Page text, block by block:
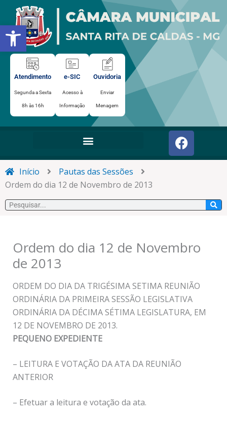
Abrir a barra de ferramentas
para
conteúdo
Atendimento
Segunda a Sexta
8h às 16h
e-SIC
Acesso à
Informação
Ouvidoria
Enviar
Menagem
F
a
c
o
o
Início
Pautas das Sessões
Ordem do dia 12 de Novembro de 2013
Pesquisar
Ordem do dia 12 de Novembro
de 2013
ORDEM DO DIA DA TRIGÉSIMA SETIMA REUNIÃO
ORDINÁRIA DA PRIMEIRA SESSÃO LEGISLATIVA
ORDINÁRIA DA DÉCIMA SÉTIMA LEGISLATURA, EM
12 DE NOVEMBRO DE 2013.
PEQUENO EXPEDIENTE
– LEITURA E VOTAÇÃO DA ATA DA REUNIÃO
ANTERIOR
– Efetuar a leitura e votação da ata.